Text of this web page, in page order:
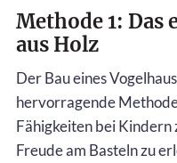
Methode 1: Das
aus Holz
Der Bau eines
hervorragende
Fähigkeiten bei
Freude am Basteln zu